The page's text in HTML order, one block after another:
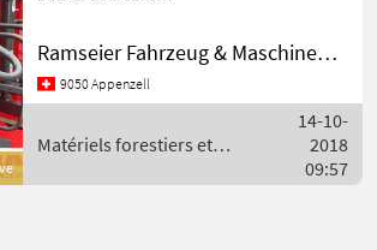
Treuil, radio et de
nombreux accessoires.
****** Action package treuil
Ramseier Fahrzeug & Maschinen AG
9050 Appenzell
Matériels forestiers et
bois / Krpan
14-10-
2018
09:57